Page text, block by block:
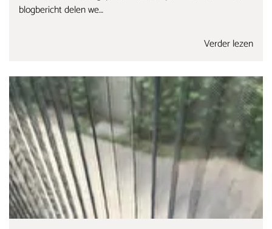
blogbericht delen we…
Verder lezen